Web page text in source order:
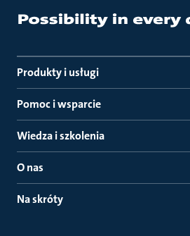
Produkty i usługi
Pomoc i wsparcie
Wiedza i szkolenia
O nas
Na skróty